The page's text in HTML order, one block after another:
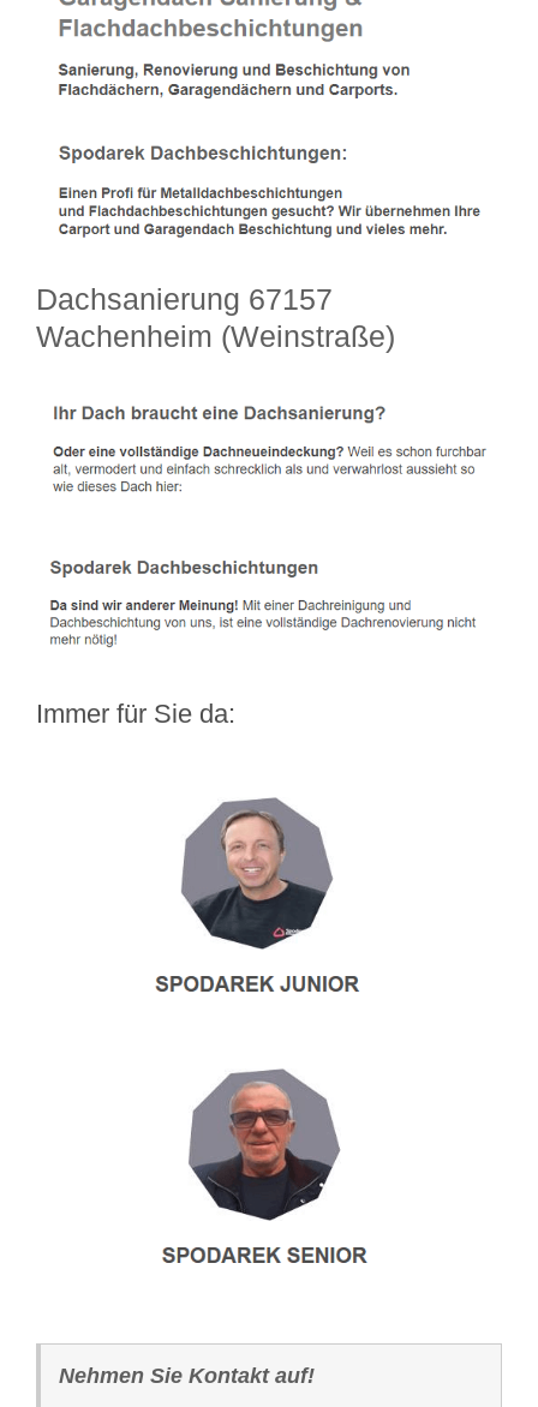
Dachsanierung 67157
Wachenheim (Weinstraße)
Immer für Sie da:
Nehmen Sie Kontakt auf!